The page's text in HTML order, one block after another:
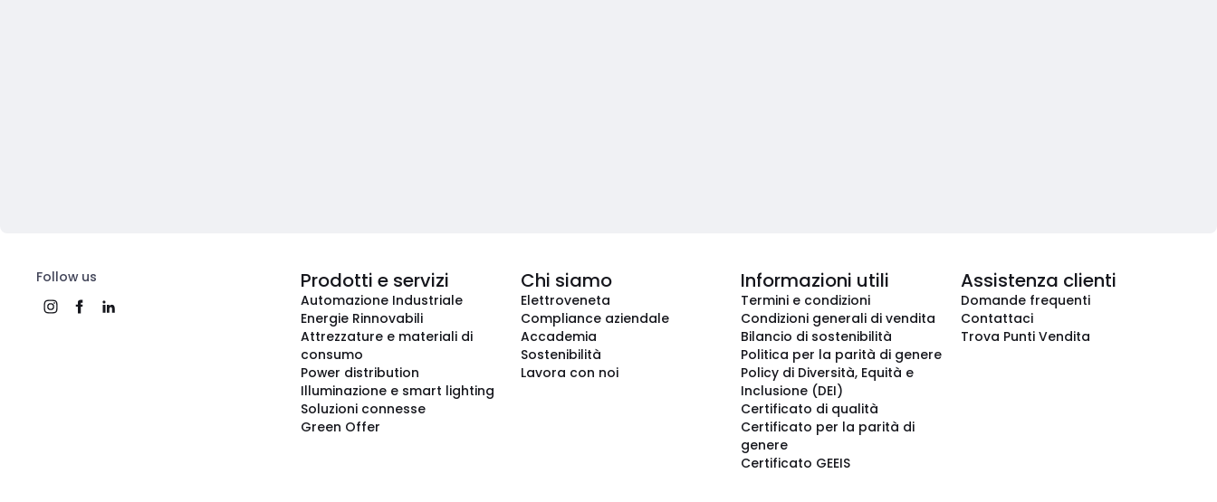
Follow us Prodotti e servizi
Automazione Industriale
Energie Rinnovabili
Attrezzature e materiali di
consumo
Power distribution
Illuminazione e smart lighting
Soluzioni connesse
Green Offer
Chi siamo
Elettroveneta
Compliance aziendale
Accademia
Sostenibilità
Lavora con noi
Informazioni utili
Termini e condizioni
Condizioni generali di vendita
Bilancio di sostenibilità
Politica per la parità di genere
Policy di Diversità, Equità e
Inclusione (DEI)
Certificato di qualità
Certificato per la parità di
genere
Certificato GEEIS
Assistenza clienti
Domande frequenti
Contattaci
Trova Punti Vendita